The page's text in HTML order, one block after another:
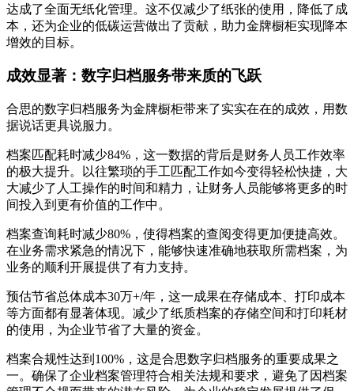
达成了全面无纸化管理。这不仅减少了纸张的使用，降低了成
本，还为企业的低碳运营做出了贡献，助力金牌橱柜实现降本
增效的目标。
成效显著：数字归档服务带来质的飞跃
合思的数字归档服务为金牌橱柜带来了实实在在的成效，用数
据说话更具说服力。
档案匹配耗时减少84%，这一数据的背后是财务人员工作效率
的极大提升。以往繁琐的手工匹配工作如今变得轻松快捷，大
大减少了人工操作的时间和精力，让财务人员能够将更多的时
间投入到更有价值的工作中。
档案查询耗时减少80%，使得档案的查阅变得更加便捷高效。
在业务需求紧急的情况下，能够快速准确地获取所需档案，为
业务的顺利开展提供了有力支持。
预估节省总体成本30万+/年，这一成果在存储成本、打印成本
等方面都有显著体现。减少了纸质档案的存储空间和打印耗材
的使用，为企业节省了大量的资金。
档案合规性达到100%，这是合思数字归档服务的重要成果之
一。确保了企业档案管理符合相关法规和要求，避免了因档案